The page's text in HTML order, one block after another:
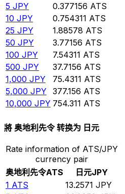
5 JPY 0.377156 ATS
10 JPY 0.754311 ATS
25 JPY 1.88578 ATS
50 JPY 3.77156 ATS
100 JPY 7.54311 ATS
500 JPY 37.7156 ATS
1,000 JPY 75.4311 ATS
5,000 JPY 377.156 ATS
10,000 JPY 754.311 ATS
將 奥地利先令 转换为 日元
Rate information of ATS/JPY
currency pair
奥地利先令ATS 日元JPY
1 ATS 13.2571 JPY